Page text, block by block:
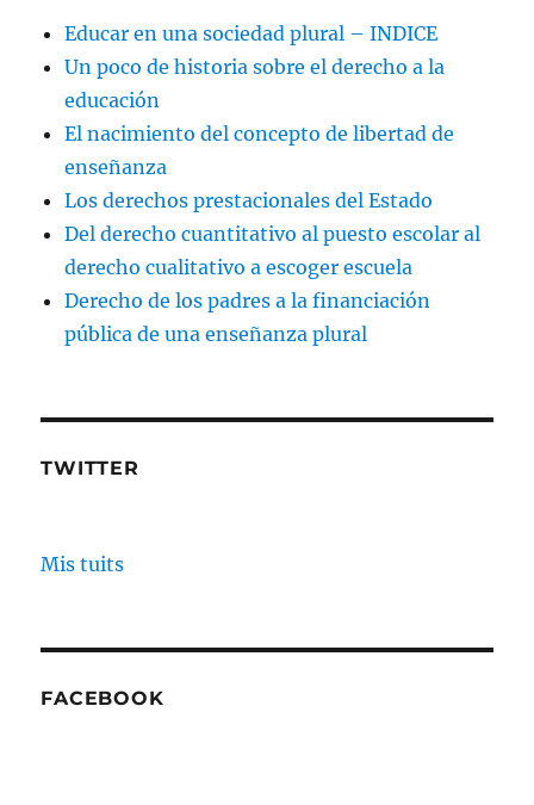
Educar en una sociedad plural – INDICE
Un poco de historia sobre el derecho a la
educación
El nacimiento del concepto de libertad de
enseñanza
Los derechos prestacionales del Estado
Del derecho cuantitativo al puesto escolar al
derecho cualitativo a escoger escuela
Derecho de los padres a la financiación
pública de una enseñanza plural
TWITTER
Mis tuits
FACEBOOK